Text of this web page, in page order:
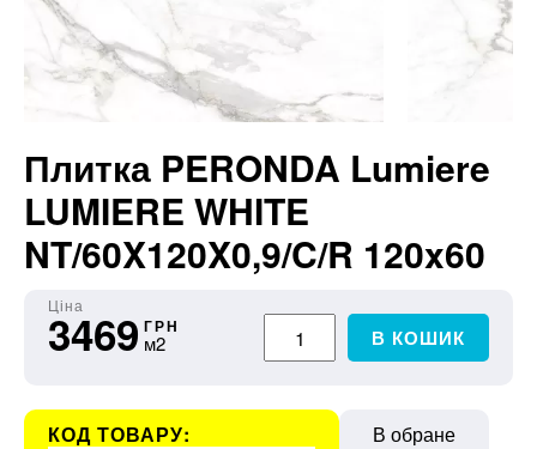
Плитка PERONDA Lumiere
LUMIERE WHITE
NT/60X120X0,9/C/R 120x60
Ціна
3469 ГРН
м2 В КОШИК
КОД ТОВАРУ: В обране